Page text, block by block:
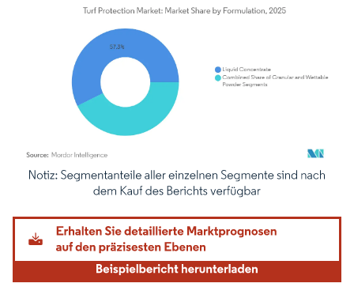
Bild © Mordor Intelligence. Wiederverwendung erfordert Namensnennung